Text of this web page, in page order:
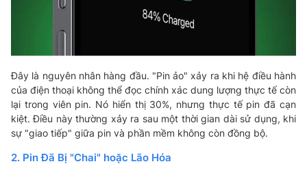
Đây là nguyên nhân hàng đầu. "Pin ảo" xảy ra khi hệ điều hành
của điện thoại không thể đọc chính xác dung lượng thực tế còn
lại trong viên pin. Nó hiển thị 30%, nhưng thực tế pin đã cạn
kiệt. Điều này thường xảy ra sau một thời gian dài sử dụng, khi
sự "giao tiếp" giữa pin và phần mềm không còn đồng bộ.
2. Pin Đã Bị "Chai" hoặc Lão Hóa